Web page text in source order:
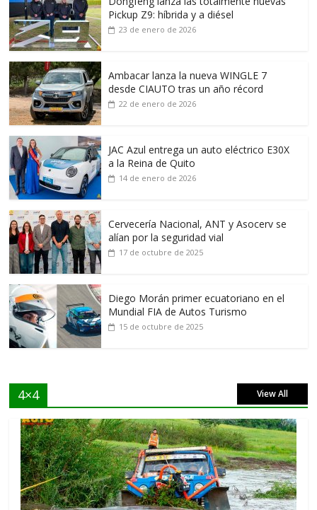
Pickup Z9: híbrida y a diésel
23 de enero de 2026
Ambacar lanza la nueva WINGLE 7
desde CIAUTO tras un año récord
22 de enero de 2026
JAC Azul entrega un auto eléctrico E30X
a la Reina de Quito
14 de enero de 2026
Cervecería Nacional, ANT y Asocerv se
alían por la seguridad vial
17 de octubre de 2025
Diego Morán primer ecuatoriano en el
Mundial FIA de Autos Turismo
15 de octubre de 2025
4×4 View All